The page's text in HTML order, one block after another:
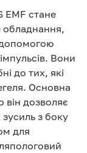
EMF стане
обладнання,
Вони
до тих, які
Основна
він дозволяє
з боку
для